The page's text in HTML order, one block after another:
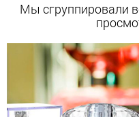
Мы сгруппировали